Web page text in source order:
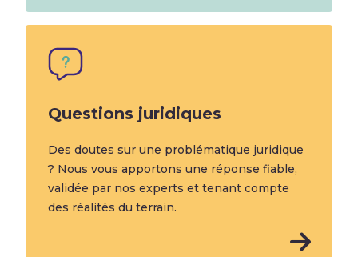
Questions juridiques
Des doutes sur une problématique juridique
? Nous vous apportons une réponse fiable,
validée par nos experts et tenant compte
des réalités du terrain.